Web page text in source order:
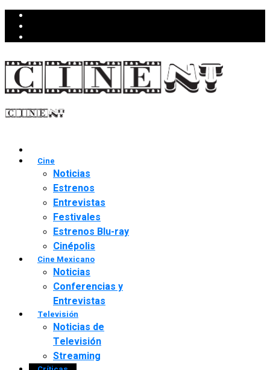
Cine
Noticias
Estrenos
Entrevistas
Festivales
Estrenos Blu-ray
Cinépolis
Cine Mexicano
Noticias
Conferencias y
Entrevistas
Televisión
Noticias de
Televisión
Streaming